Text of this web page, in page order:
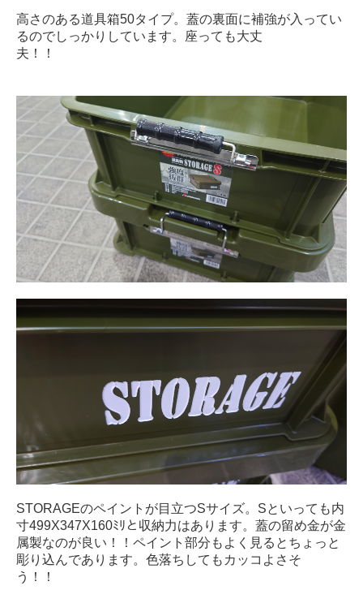
高さのある道具箱50タイプ。蓋の裏面に補強が入ってい
るのでしっかりしています。座っても大丈
夫！！
STORAGEのペイントが目立つSサイズ。Sといっても内
寸499X347X160ﾐﾘと収納力はあります。蓋の留め金が金
属製なのが良い！！ペイント部分もよく見るとちょっと
彫り込んであります。色落ちしてもカッコよさそ
う！！